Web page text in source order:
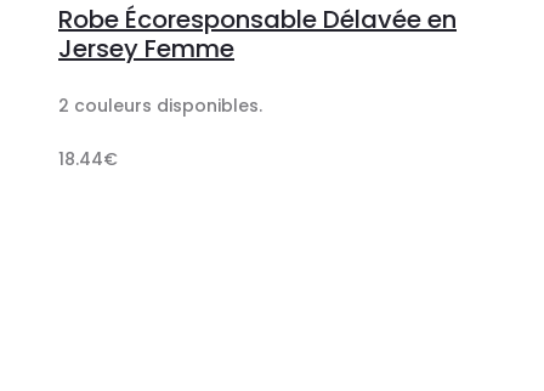
panier
Robe Écoresponsable Délavée en
Jersey Femme
2 couleurs disponibles.
18.44€